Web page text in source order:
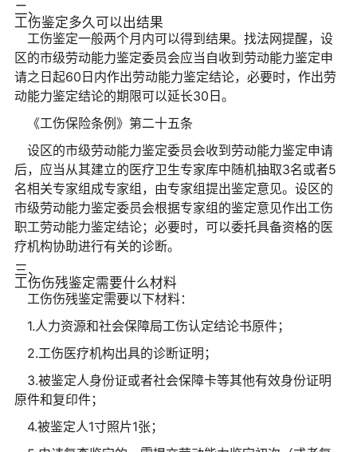
二、
工伤鉴定多久可以出结果
工伤鉴定一般两个月内可以得到结果。找法网提醒，设
区的市级劳动能力鉴定委员会应当自收到劳动能力鉴定申
请之日起60日内作出劳动能力鉴定结论，必要时，作出劳
动能力鉴定结论的期限可以延长30日。
《工伤保险条例》第二十五条
设区的市级劳动能力鉴定委员会收到劳动能力鉴定申请
后，应当从其建立的医疗卫生专家库中随机抽取3名或者5
名相关专家组成专家组，由专家组提出鉴定意见。设区的
市级劳动能力鉴定委员会根据专家组的鉴定意见作出工伤
职工劳动能力鉴定结论；必要时，可以委托具备资格的医
疗机构协助进行有关的诊断。
三、
工伤伤残鉴定需要什么材料
工伤伤残鉴定需要以下材料：
1.人力资源和社会保障局工伤认定结论书原件；
2.工伤医疗机构出具的诊断证明；
3.被鉴定人身份证或者社会保障卡等其他有效身份证明
原件和复印件；
4.被鉴定人1寸照片1张；